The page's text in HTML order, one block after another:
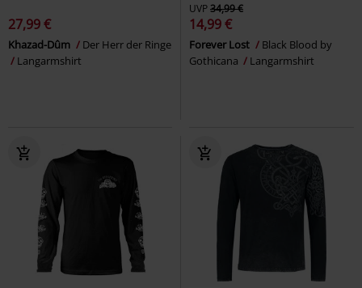
27,99 €
Khazad-Dûm
Der Herr der Ringe
Langarmshirt
UVP34,99 €
14,99 €
Forever Lost
Black Blood by
Gothicana
Langarmshirt